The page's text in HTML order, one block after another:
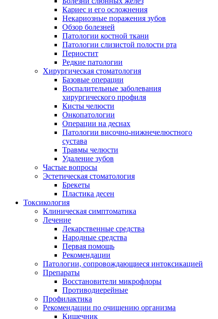
Кариес и его осложнения
Некариозные поражения зубов
Обзор болезней
Патологии костной ткани
Патологии слизистой полости рта
Периостит
Редкие патологии
Хирургическая стоматология
Базовые операции
Воспалительные заболевания
хирургического профиля
Кисты челюсти
Онкопатологии
Операции на деснах
Патологии височно-нижнечелюстного
сустава
Травмы челюсти
Удаление зубов
Частые вопросы
Эстетическая стоматология
Брекеты
Пластика десен
Токсикология
Клиническая симптоматика
Лечение
Лекарственные средства
Народные средства
Первая помощь
Рекомендации
Патологии, сопровождающиеся интоксикацией
Препараты
Восстановители микрофлоры
Противодиерейные
Профилактика
Рекомендации по очищению организма
Кишечник